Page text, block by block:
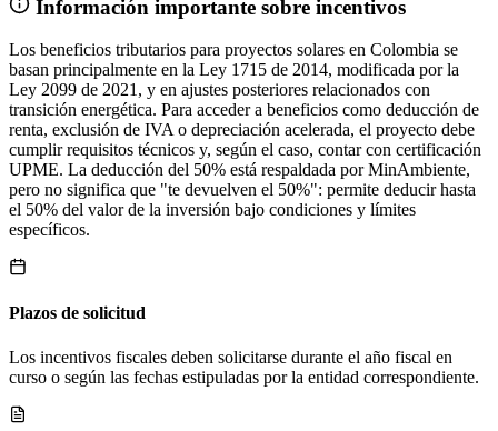
Información importante sobre incentivos
Los beneficios tributarios para proyectos solares en Colombia se
basan principalmente en la Ley 1715 de 2014, modificada por la
Ley 2099 de 2021, y en ajustes posteriores relacionados con
transición energética. Para acceder a beneficios como deducción de
renta, exclusión de IVA o depreciación acelerada, el proyecto debe
cumplir requisitos técnicos y, según el caso, contar con certificación
UPME. La deducción del 50% está respaldada por MinAmbiente,
pero no significa que "te devuelven el 50%": permite deducir hasta
el 50% del valor de la inversión bajo condiciones y límites
específicos.
Plazos de solicitud
Los incentivos fiscales deben solicitarse durante el año fiscal en
curso o según las fechas estipuladas por la entidad correspondiente.